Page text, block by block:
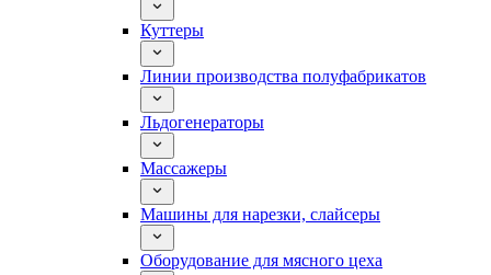
Куттеры
Линии производства полуфабрикатов
Льдогенераторы
Массажеры
Машины для нарезки, слайсеры
Оборудование для мясного цеха